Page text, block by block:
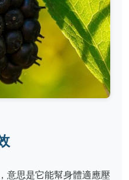
意思是它能幫身體適應壓